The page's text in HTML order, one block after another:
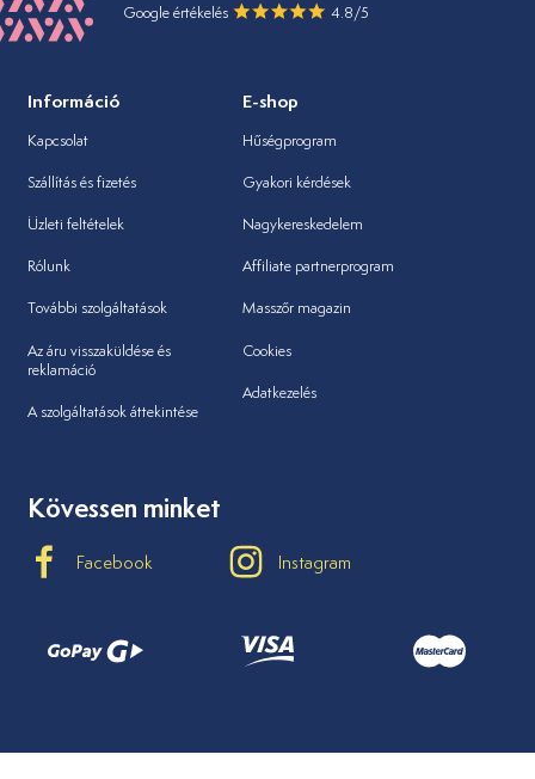
Google értékelés 4.8/5
Információ
Kapcsolat
Szállítás és fizetés
Üzleti feltételek
Rólunk
További szolgáltatások
Az áru visszaküldése és
reklamáció
A szolgáltatások áttekintése
E-shop
Hűségprogram
Gyakori kérdések
Nagykereskedelem
Affiliate partnerprogram
Masszőr magazin
Cookies
Adatkezelés
Kövessen minket
Facebook Instagram